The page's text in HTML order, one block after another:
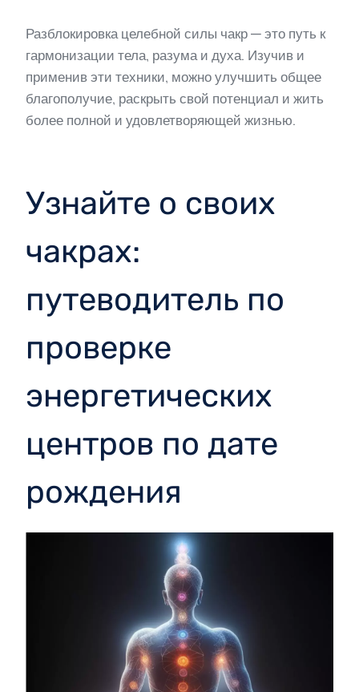
Разблокировка целебной силы чакр — это путь к
гармонизации тела, разума и духа. Изучив и
применив эти техники, можно улучшить общее
благополучие, раскрыть свой потенциал и жить
более полной и удовлетворяющей жизнью.
Узнайте о своих
чакрах:
путеводитель по
проверке
энергетических
центров по дате
рождения